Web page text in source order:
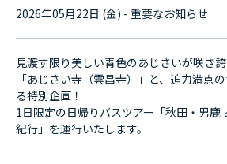
2026年05月22日 (金) - 重要なお知らせ
見渡す限り美しい青色のあじさいが咲き
「あじさい寺（雲昌寺）」と、迫力満点
る特別企画！
1日限定の日帰りバスツアー「秋田・男鹿
紀行」を運行いたします。